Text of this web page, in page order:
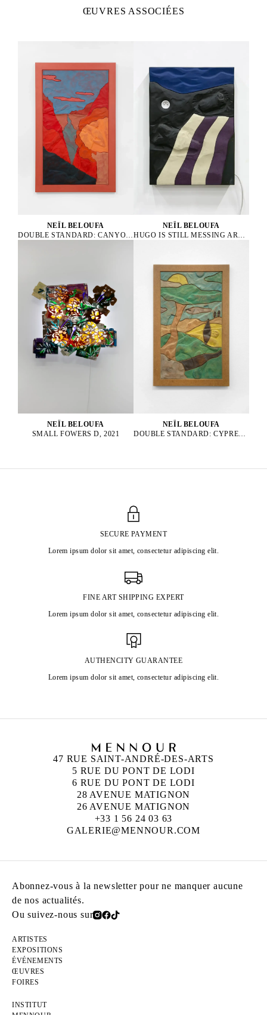
ŒUVRES ASSOCIÉES
NEÏL BELOUFA
DOUBLE STANDARD: CANYON, 2024
NEÏL BELOUFA
HUGO IS STILL MESSING AROUND, 2019
NEÏL BELOUFA
SMALL FOWERS D, 2021
NEÏL BELOUFA
DOUBLE STANDARD: CYPRESS ON A HILL FROM A COUNTRYSIDE, 2024
SECURE PAYMENT
Lorem ipsum dolor sit amet, consectetur adipiscing elit.
FINE ART SHIPPING EXPERT
Lorem ipsum dolor sit amet, consectetur adipiscing elit.
AUTHENCITY GUARANTEE
Lorem ipsum dolor sit amet, consectetur adipiscing elit.
47 RUE SAINT-ANDRÉ-DES-ARTS
5 RUE DU PONT DE LODI
6 RUE DU PONT DE LODI
28 AVENUE MATIGNON
26 AVENUE MATIGNON
+33 1 56 24 03 63
GALERIE@MENNOUR.COM
Abonnez-vous à la newsletter pour ne manquer aucune
de nos actualités.
Ou suivez-nous sur
ARTISTES
EXPOSITIONS
ÉVÉNEMENTS
ŒUVRES
FOIRES
INSTITUT